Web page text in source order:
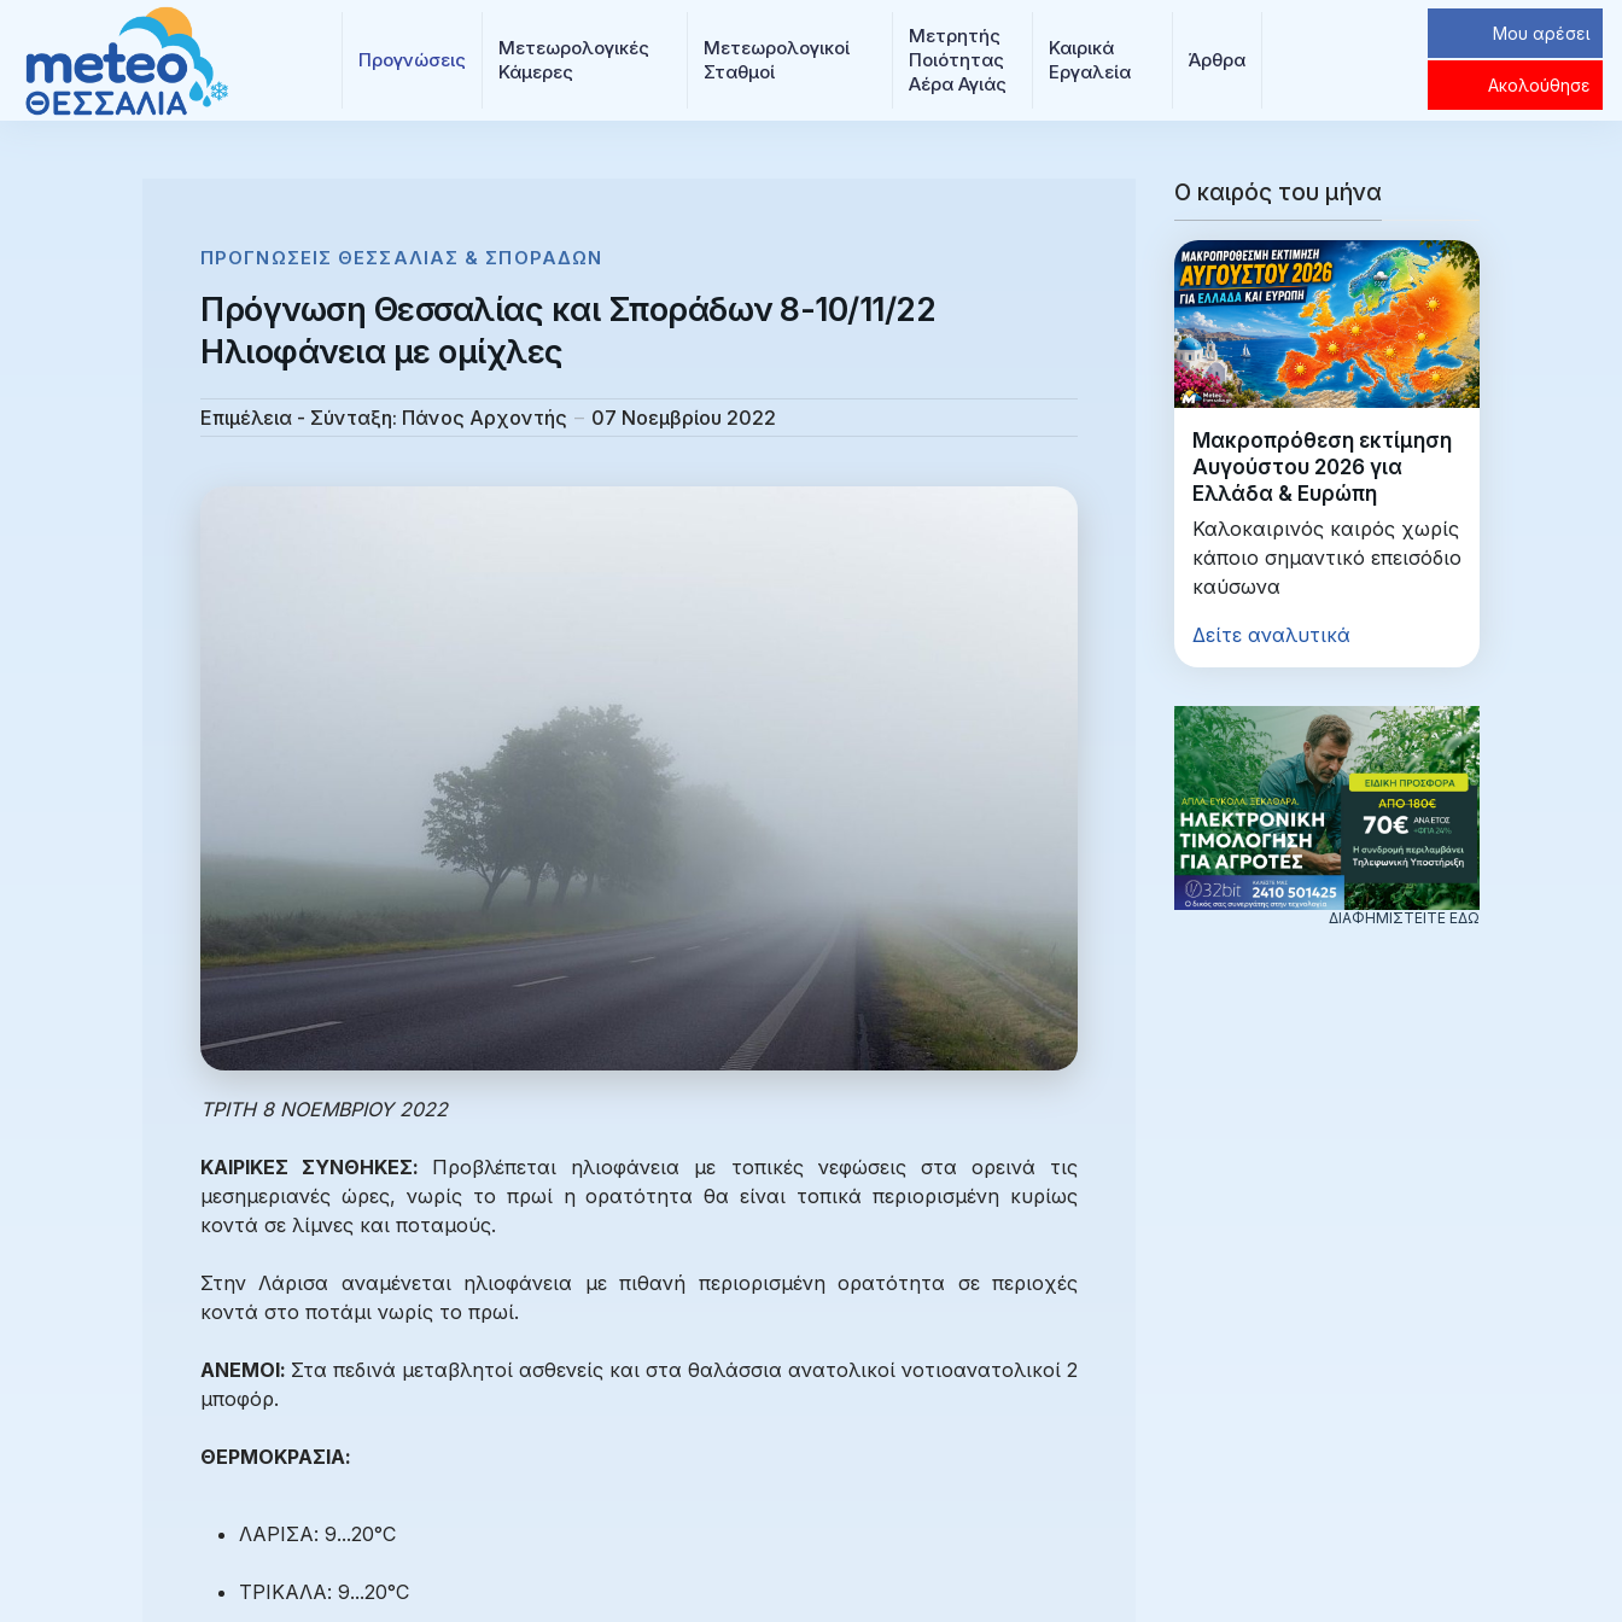
Προγνώσεις
Μετεωρολογικές
Κάμερες
Μετεωρολογικοί
Σταθμοί
Μετρητής
Ποιότητας
Αέρα Αγιάς
Καιρικά
Εργαλεία
Άρθρα
Μου αρέσει
Ακολούθησε
ΠΡΟΓΝΏΣΕΙΣ ΘΕΣΣΑΛΊΑΣ & ΣΠΟΡΆΔΩΝ
Πρόγνωση Θεσσαλίας και Σποράδων 8-10/11/22
Ηλιοφάνεια με ομίχλες
Επιμέλεια - Σύνταξη: Πάνος Αρχοντής 07 Νοεμβρίου 2022
ΤΡΙΤΗ 8 ΝΟΕΜΒΡΙΟΥ 2022
ΚΑΙΡΙΚΕΣ ΣΥΝΘΗΚΕΣ: Προβλέπεται ηλιοφάνεια με τοπικές νεφώσεις στα ορεινά τις
μεσημεριανές ώρες, νωρίς το πρωί η ορατότητα θα είναι τοπικά περιορισμένη κυρίως
κοντά σε λίμνες και ποταμούς.
Στην Λάρισα αναμένεται ηλιοφάνεια με πιθανή περιορισμένη ορατότητα σε περιοχές
κοντά στο ποτάμι νωρίς το πρωί.
ΑΝΕΜΟΙ: Στα πεδινά μεταβλητοί ασθενείς και στα θαλάσσια ανατολικοί νοτιοανατολικοί 2
μποφόρ.
ΘΕΡΜΟΚΡΑΣΙΑ:
ΛΑΡΙΣΑ: 9...20°C
ΤΡΙΚΑΛΑ: 9...20°C
Ο καιρός του μήνα
Μακροπρόθεση εκτίμηση
Αυγούστου 2026 για
Ελλάδα & Ευρώπη
Καλοκαιρινός καιρός χωρίς
κάποιο σημαντικό επεισόδιο
καύσωνα
Δείτε αναλυτικά
ΔΙΑΦΗΜΙΣΤΕΙΤΕ ΕΔΩ